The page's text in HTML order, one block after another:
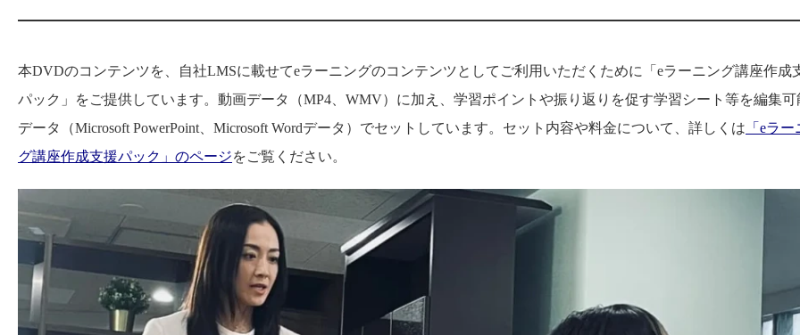
本DVDのコンテンツを、自社LMSに載せてeラーニングのコンテンツとしてご利用いただくために「eラーニング講座作成
パック」をご提供しています。動画データ（MP4、WMV）に加え、学習ポイントや振り返りを促す学習シート等を編集可
データ（Microsoft PowerPoint、Microsoft Wordデータ）でセットしています。セット内容や料金について、詳しくは 「eラ
グ講座作成支援パック」のページをご覧ください。